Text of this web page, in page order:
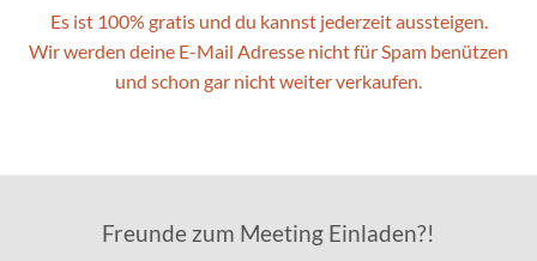
Es ist 100% gratis und du kannst jederzeit aussteigen.
Wir werden deine E-Mail Adresse nicht für Spam benützen
und schon gar nicht weiter verkaufen.
Freunde zum Meeting Einladen?!